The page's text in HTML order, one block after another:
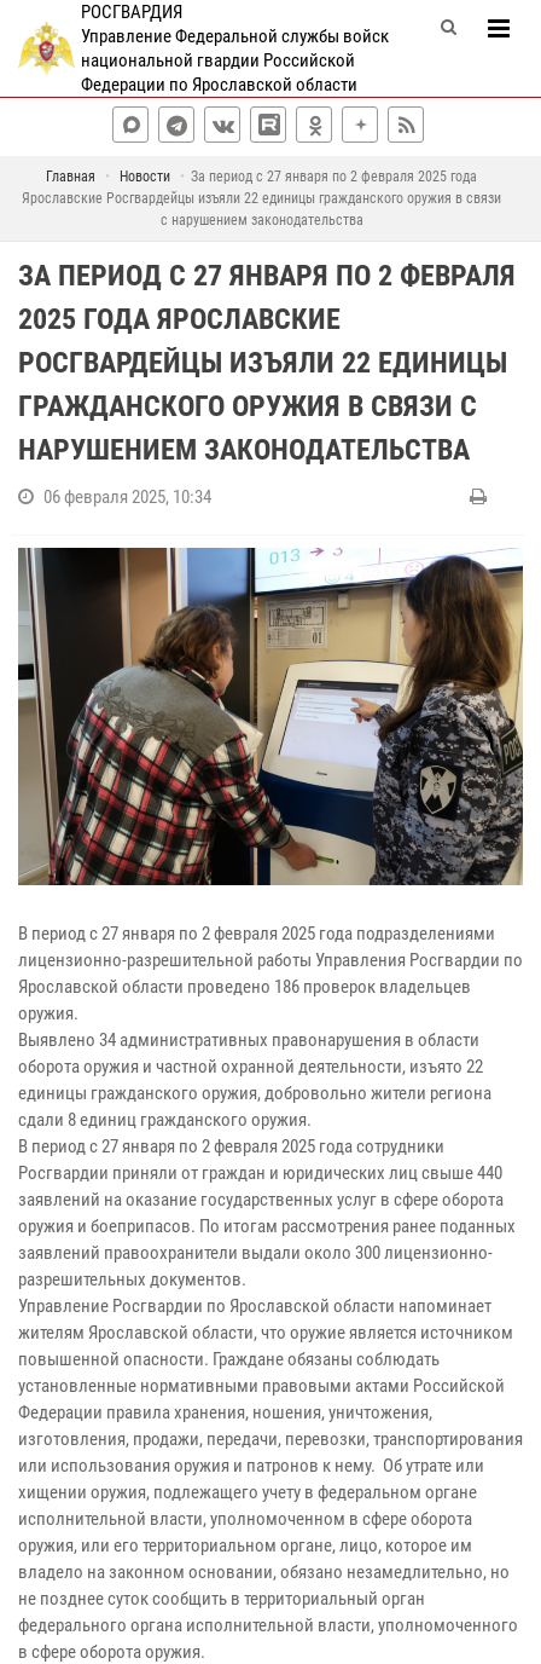
РОСГВАРДИЯ
Управление Федеральной службы войск
национальной гвардии Российской
Федерации по Ярославской области
Главная Новости
За период с 27 января по 2 февраля 2025 года
Ярославские Росгвардейцы изъяли 22 единицы гражданского оружия в связи
с нарушением законодательства
ЗА ПЕРИОД С 27 ЯНВАРЯ ПО 2 ФЕВРАЛЯ
2025 ГОДА ЯРОСЛАВСКИЕ
РОСГВАРДЕЙЦЫ ИЗЪЯЛИ 22 ЕДИНИЦЫ
ГРАЖДАНСКОГО ОРУЖИЯ В СВЯЗИ С
НАРУШЕНИЕМ ЗАКОНОДАТЕЛЬСТВА
06 февраля 2025, 10:34
В период с 27 января по 2 февраля 2025 года подразделениями
лицензионно-разрешительной работы Управления Росгвардии по
Ярославской области проведено 186 проверок владельцев
оружия.
Выявлено 34 административных правонарушения в области
оборота оружия и частной охранной деятельности, изъято 22
единицы гражданского оружия, добровольно жители региона
сдали 8 единиц гражданского оружия.
В период с 27 января по 2 февраля 2025 года сотрудники
Росгвардии приняли от граждан и юридических лиц свыше 440
заявлений на оказание государственных услуг в сфере оборота
оружия и боеприпасов. По итогам рассмотрения ранее поданных
заявлений правоохранители выдали около 300 лицензионно-
разрешительных документов.
Управление Росгвардии по Ярославской области напоминает
жителям Ярославской области, что оружие является источником
повышенной опасности. Граждане обязаны соблюдать
установленные нормативными правовыми актами Российской
Федерации правила хранения, ношения, уничтожения,
изготовления, продажи, передачи, перевозки, транспортирования
или использования оружия и патронов к нему. Об утрате или
хищении оружия, подлежащего учету в федеральном органе
исполнительной власти, уполномоченном в сфере оборота
оружия, или его территориальном органе, лицо, которое им
владело на законном основании, обязано незамедлительно, но
не позднее суток сообщить в территориальный орган
федерального органа исполнительной власти, уполномоченного
в сфере оборота оружия.